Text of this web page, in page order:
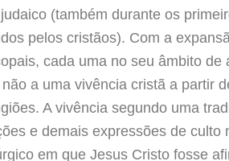
(também durante os
pelos cristãos). Com a
cada uma no seu âmbito de
a uma vivência cristã a partir
A vivência segundo uma
e demais expressões de culto
em que Jesus Cristo fosse